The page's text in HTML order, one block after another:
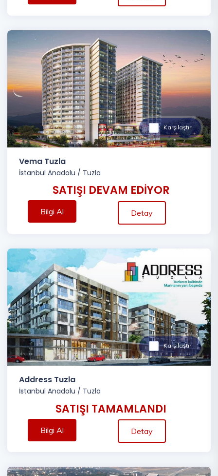
Karşılaştır
Vema Tuzla
İstanbul Anadolu / Tuzla
SATIŞI DEVAM EDİYOR
Bilgi Al Detay
Karşılaştır
Address Tuzla
İstanbul Anadolu / Tuzla
SATIŞI TAMAMLANDI
Bilgi Al Detay